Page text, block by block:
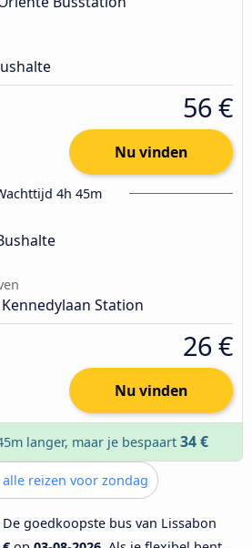
56 €
Nu vinden
4h 45m
Kennedylaan Station
26 €
Nu vinden
langer, maar je bespaart 34 €
alle reizen voor zondag
De goedkoopste bus van Lissabon